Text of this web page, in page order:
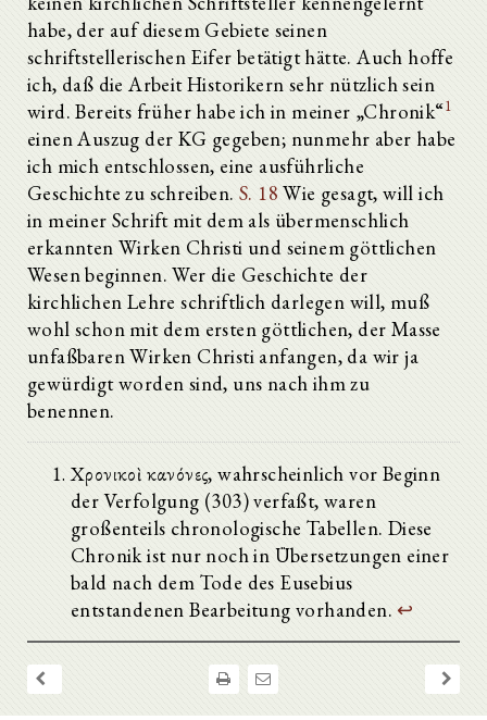
habe, der auf diesem Gebiete seinen
schriftstellerischen Eifer betätigt hätte. Auch hoffe
ich, daß die Arbeit Historikern sehr nützlich sein
wird. Bereits früher habe ich in meiner „Chronik“1
einen Auszug der KG gegeben; nunmehr aber habe
ich mich entschlossen, eine ausführliche
Geschichte zu schreiben. S. 18 Wie gesagt, will ich
in meiner Schrift mit dem als übermenschlich
erkannten Wirken Christi und seinem göttlichen
Wesen beginnen. Wer die Geschichte der
kirchlichen Lehre schriftlich darlegen will, muß
wohl schon mit dem ersten göttlichen, der Masse
unfaßbaren Wirken Christi anfangen, da wir ja
gewürdigt worden sind, uns nach ihm zu
benennen.
Χρονικοὶ κανόνες, wahrscheinlich vor Beginn
der Verfolgung (303) verfaßt, waren
großenteils chronologische Tabellen. Diese
Chronik ist nur noch in Übersetzungen einer
bald nach dem Tode des Eusebius
entstandenen Bearbeitung vorhanden. ↩